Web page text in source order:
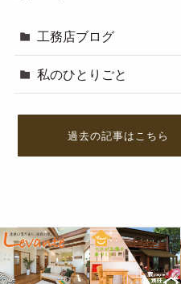
工務店ブログ
私のひとりごと
過去の記事はこちら